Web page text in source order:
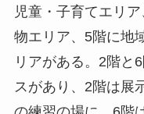
児童・子育てエリ
物エリア、5階に地
リアがある。2階と
スがあり、2階は展